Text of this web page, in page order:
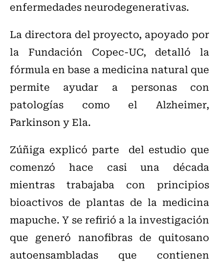
enfermedades neurodegenerativas.
La directora del proyecto, apoyado por
la Fundación Copec-UC, detalló la
fórmula en base a medicina natural que
permite ayudar a personas con
patologías como el Alzheimer,
Parkinson y Ela.
Zúñiga explicó parte del estudio que
comenzó hace casi una década
mientras trabajaba con principios
bioactivos de plantas de la medicina
mapuche. Y se refirió a la investigación
que generó nanofibras de quitosano
autoensambladas que contienen